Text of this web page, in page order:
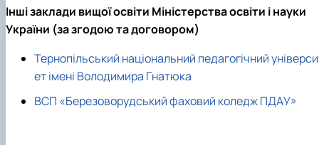
Інші заклади вищої освіти Міністерства освіти і науки
України (за згодою та договором)
Тернопільський національний педагогічний
ет імені Володимира Гнатюка
ВСП «Березоворудський фаховий коледж ПДАУ»